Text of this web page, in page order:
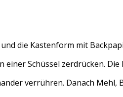
die Kastenform mit
einer Schüssel zerdrücken.
verrühren. Danach